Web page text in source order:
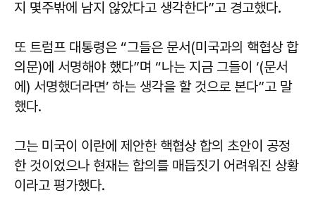
지 몇주밖에 남지 않았다고 생각한다”고 경고했다.
또 트럼프 대통령은 “그들은 문서(미국과의 핵협상 합
의문)에 서명해야 했다”며 “나는 지금 그들이 ‘(문서
에) 서명했더라면’ 하는 생각을 할 것으로 본다”고 말
했다.
그는 미국이 이란에 제안한 핵협상 합의 초안이 공정
한 것이었으나 현재는 합의를 매듭짓기 어려워진 상황
이라고 평가했다.